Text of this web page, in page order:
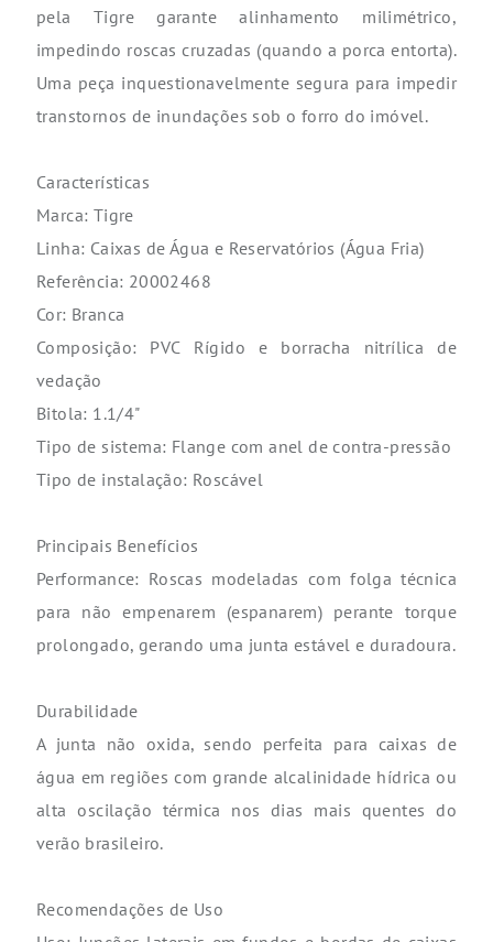
pela Tigre garante alinhamento milimétrico,
impedindo roscas cruzadas (quando a porca entorta).
Uma peça inquestionavelmente segura para impedir
transtornos de inundações sob o forro do imóvel.
Características
Marca: Tigre
Linha: Caixas de Água e Reservatórios (Água Fria)
Referência: 20002468
Cor: Branca
Composição: PVC Rígido e borracha nitrílica de
vedação
Bitola: 1.1/4"
Tipo de sistema: Flange com anel de contra-pressão
Tipo de instalação: Roscável
Principais Benefícios
Performance: Roscas modeladas com folga técnica
para não empenarem (espanarem) perante torque
prolongado, gerando uma junta estável e duradoura.
Durabilidade
A junta não oxida, sendo perfeita para caixas de
água em regiões com grande alcalinidade hídrica ou
alta oscilação térmica nos dias mais quentes do
verão brasileiro.
Recomendações de Uso